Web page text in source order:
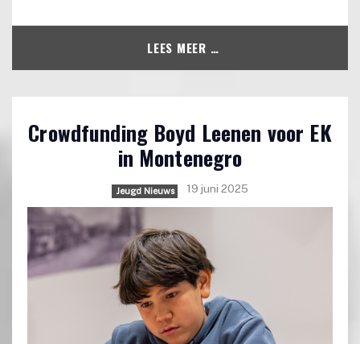
LEES MEER …
Crowdfunding Boyd Leenen voor EK
in Montenegro
Jeugd Nieuws 19 juni 2025